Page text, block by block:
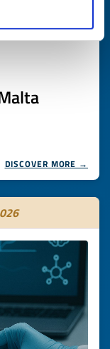
DISCOVER MORE →